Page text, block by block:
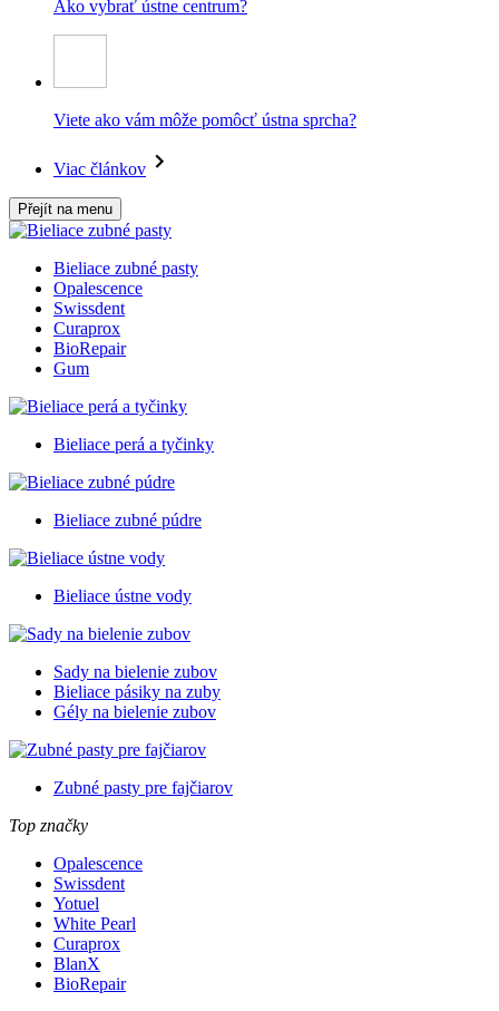
Ako vybrať ústne centrum?
Viete ako vám môže pomôcť ústna sprcha?
Viac článkov
Přejít na menu
Bieliace zubné pasty
Opalescence
Swissdent
Curaprox
BioRepair
Gum
Bieliace perá a tyčinky
Bieliace zubné púdre
Bieliace ústne vody
Sady na bielenie zubov
Bieliace pásiky na zuby
Gély na bielenie zubov
Zubné pasty pre fajčiarov
Top značky
Opalescence
Swissdent
Yotuel
White Pearl
Curaprox
BlanX
BioRepair